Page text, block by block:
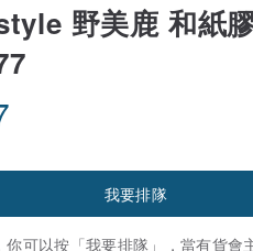
野美鹿 和紙
我要排隊
你可以按「我要排隊」，當有貨會